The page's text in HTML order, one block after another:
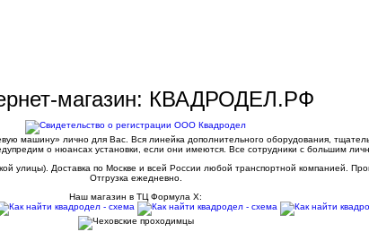
магазин: КВАДРОДЕЛ.РФ
машину» лично для Вас. Вся линейка дополнительного оборудования,
о нюансах установки, если они имеются. Все сотрудники с большим
Доставка по Москве и всей России любой транспортной компанией.
Отгрузка ежедневно.
Наш магазин в ТЦ Формула Х: